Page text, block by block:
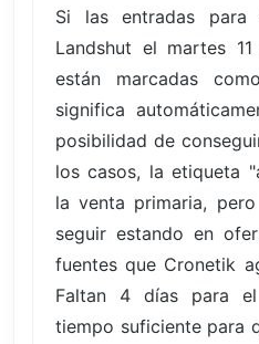
Si las entradas para
Landshut el martes
están marcadas
significa
posibilidad de
los casos, la etiqueta
la venta primaria,
seguir estando en
fuentes que Cronetik
Faltan 4 días para
tiempo suficiente para